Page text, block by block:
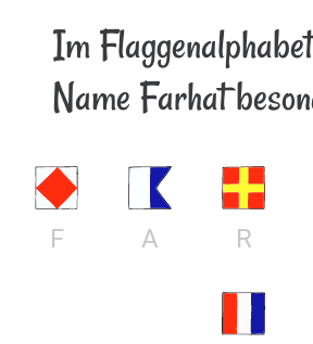
Im
Name Farhat
F A R